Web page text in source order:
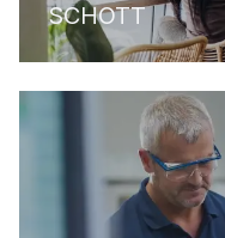
SCHOTT